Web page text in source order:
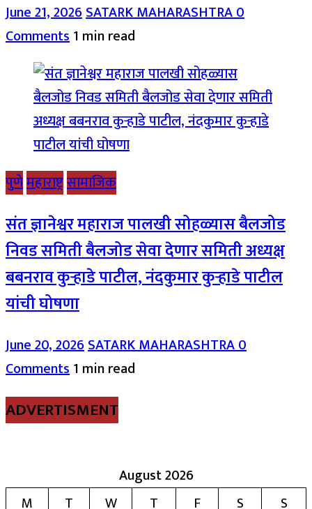
June 21, 2026SATARK MAHARASHTRA0
Comments1 min read
पुणेमहाराष्ट्रसामाजिक
संत ज्ञानेश्वर महाराज पालखी सोहळ्यास बैलजोड
निवड समिती बैलजोड सेवा देणार समिती अध्यक्ष
बबनराव कुऱ्हाडे पाटील, नंदकुमार कुऱ्हाडे पाटील
यांची घोषणा
June 20, 2026SATARK MAHARASHTRA0
Comments1 min read
ADVERTISMENT
August 2026
M
T W T F S S